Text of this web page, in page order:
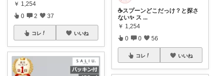
￥ 1,254
0 2 37
コレ いいね
☕️スプーンどこだっけ？と探さ
ない✨️ ス ...
￥ 1,254
0 0 56
コレ いいね